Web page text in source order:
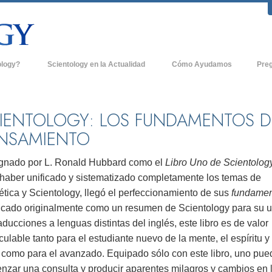
acerca de
de Scientology
es Grandeza?
Scientology en la Actualidad
Organizaciones Avanzadas
Freewinds
Llevando Scientology al Mundo
David Miscavige - Líder Eclesiástico de
Cómo Ayudamos
La
LOS FUNDAMENTOS
por L. Ronald Hubbard como el Libro Uno de
unificado y sistematizado completamente los temas de
y Scientology, llegó el perfeccionamiento de sus
originalmente como un resumen de Scientology para su
a lenguas distintas del inglés, este libro es de valor
tanto para el estudiante nuevo de la mente, el espíritu y
para el avanzado. Equipado sólo con este libro, uno
una consulta y producir aparentes milagros y cambios en